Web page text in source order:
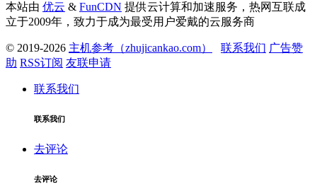
本站由 优云 & FunCDN 提供云计算和加速服务，热网互联成
立于2009年，致力于成为最受用户爱戴的云服务商
© 2019-2026 主机参考（zhujicankao.com） 联系我们 广告赞
助 RSS订阅 友联申请
联系我们
联系我们
去评论
去评论